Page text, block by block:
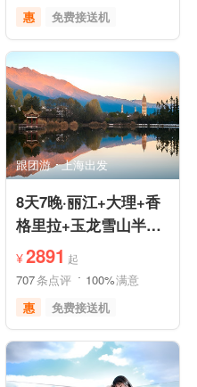
惠
免费接送机
品质游
世界遗产
美食享受
摄影之旅
自然山水
跟团游 上海出发
8天7晚·丽江+大理+香
格里拉+玉龙雪山半自
助游
¥2891 起
707条点评 100%满意
惠
免费接送机
品质游
世界遗产
雪山之旅
美食享受
摄影之旅